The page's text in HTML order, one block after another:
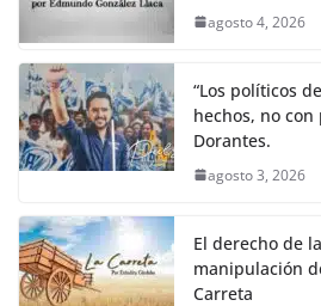
agosto 4, 2026
“Los políticos
hechos, no con
Dorantes.
agosto 3, 2026
El derecho de
manipulación
Carreta